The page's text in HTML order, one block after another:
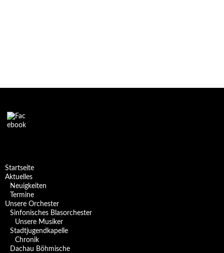
Startseite
Aktuelles
Neuigkeiten
Termine
Unsere Orchester
Sinfonisches Blasorchester
Unsere Musiker
Stadtjugendkapelle
Chronik
Dachau Böhmische